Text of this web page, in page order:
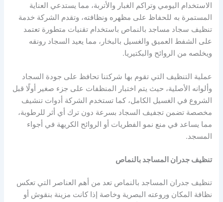
الاستخدام اليومي وتراكم الغبار والأتربة، مما يستدعي العناية
المستمرة به للحفاظ على مظهره ونظافته، وتقدم الشركة خدمة
تنظيف سجاد مساجد بالنماص باستخدام تقنيات متطورة تعتمد
على الشفط العميق والغسيل بالبخار، مما يعيد السجاد رونقه
ويخلصه من الروائح والبكتيريا.
عملية التنظيف التي تقوم بها شركتنا تحافظ على جودة السجاد
وألوانه الأصلية، حيث يتم اختبار المنظفات على جزء صغير أولًا قبل
الشروع في الغسيل الكامل، كما تستخدم الشركة أدوات تنشيف
مخصصة تضمن تجفيف السجاد بسرعة دون ترك أي أثر للرطوبة،
مما يساعد في منع نمو الفطريات أو الروائح الكريهة في أجواء
المسجد.
تنظيف جدران المساجد بالنماص
تنظيف جدران المساجد بالنماص تعد من أهم العناصر التي تعكس
نظافة المكان وروعته البصرية وخاصة إذا كانت مزينة بنقوش أو